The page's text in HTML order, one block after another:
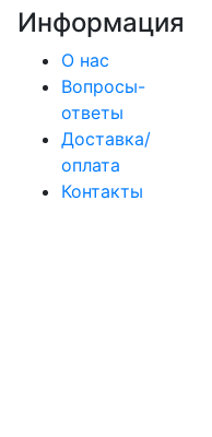
Информация
О нас
Вопросы-
ответы
Доставка/
оплата
Контакты